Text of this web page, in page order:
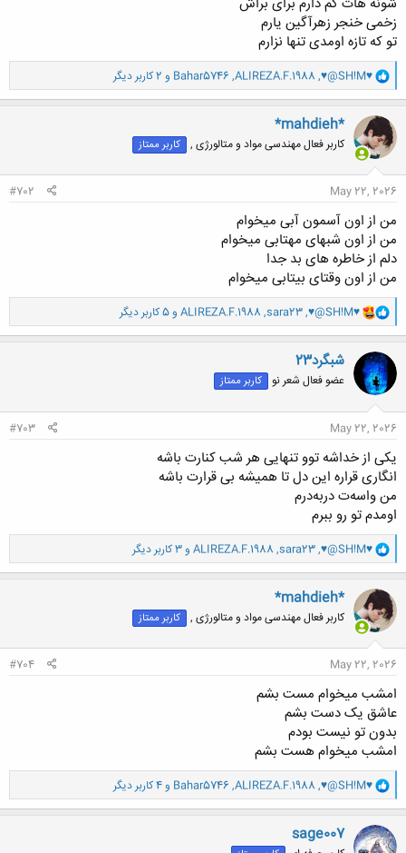
زخمی خنجر زهرآگین یارم
تو که تازه اومدی تنها نزارم
و
ا
ک
ن
ش
ه
ا
♥@SH!M♥
,
ALIREZA.F.1988
,
Bahar5746 و 2 کاربر دیگر
*mahdieh*
کاربر فعال مهندسی مواد و متالورژی , کاربر ممتاز
May 22, 2026
#702
من از اون آسمون آبی میخوام
من از اون شبهای مهتابی میخوام
دلم از خاطره های بد جدا
من از اون وقتای بیتابی میخوام
و
ا
ک
ن
ش
ه
:
♥@SH!M♥
,
sara23
,
ALIREZA.F.1988 و 5 کاربر دیگر
شبگرد23
عضو فعال شعر نو کاربر ممتاز
May 22, 2026
#703
یکی از خداشه توو تنهایی هر شب کنارت باشه
انگاری قراره این دل تا همیشه بی قرارت باشه
من واسه‌ت در‌به‌درم
اومدم تو رو ببرم
و
ا
ک
ن
ش
ه
ا
♥@SH!M♥
,
sara23
,
ALIREZA.F.1988 و 3 کاربر دیگر
*mahdieh*
کاربر فعال مهندسی مواد و متالورژی , کاربر ممتاز
May 22, 2026
#704
امشب میخوام مست بشم
عاشق یک‌ دست بشم
بدون تو نیست بودم
امشب میخوام هست بشم
و
ا
ک
ن
ش
♥@SH!M♥
,
ALIREZA.F.1988
,
Bahar5746 و 4 کاربر دیگر
sage007